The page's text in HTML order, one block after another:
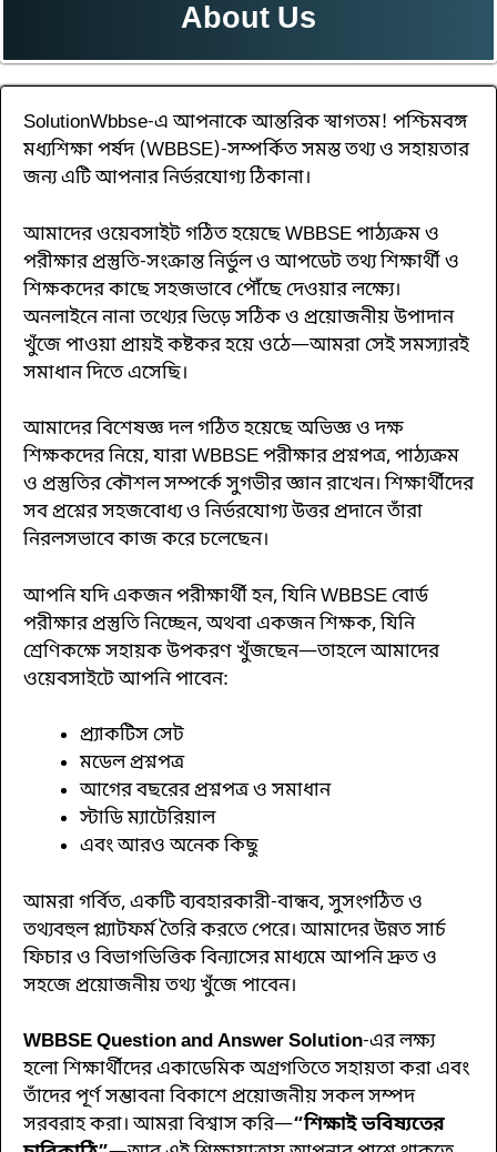
About Us
SolutionWbbse-এ আপনাকে আন্তরিক স্বাগতম! পশ্চিমবঙ্গ
মধ্যশিক্ষা পর্ষদ (WBBSE)-সম্পর্কিত সমস্ত তথ্য ও সহায়তার
জন্য এটি আপনার নির্ভরযোগ্য ঠিকানা।
আমাদের ওয়েবসাইট গঠিত হয়েছে WBBSE পাঠ্যক্রম ও
পরীক্ষার প্রস্তুতি-সংক্রান্ত নির্ভুল ও আপডেট তথ্য শিক্ষার্থী ও
শিক্ষকদের কাছে সহজভাবে পৌঁছে দেওয়ার লক্ষ্যে।
অনলাইনে নানা তথ্যের ভিড়ে সঠিক ও প্রয়োজনীয় উপাদান
খুঁজে পাওয়া প্রায়ই কষ্টকর হয়ে ওঠে—আমরা সেই সমস্যারই
সমাধান দিতে এসেছি।
আমাদের বিশেষজ্ঞ দল গঠিত হয়েছে অভিজ্ঞ ও দক্ষ
শিক্ষকদের নিয়ে, যারা WBBSE পরীক্ষার প্রশ্নপত্র, পাঠ্যক্রম
ও প্রস্তুতির কৌশল সম্পর্কে সুগভীর জ্ঞান রাখেন। শিক্ষার্থীদের
সব প্রশ্নের সহজবোধ্য ও নির্ভরযোগ্য উত্তর প্রদানে তাঁরা
নিরলসভাবে কাজ করে চলেছেন।
আপনি যদি একজন পরীক্ষার্থী হন, যিনি WBBSE বোর্ড
পরীক্ষার প্রস্তুতি নিচ্ছেন, অথবা একজন শিক্ষক, যিনি
শ্রেণিকক্ষে সহায়ক উপকরণ খুঁজছেন—তাহলে আমাদের
ওয়েবসাইটে আপনি পাবেন:
প্র্যাকটিস সেট
মডেল প্রশ্নপত্র
আগের বছরের প্রশ্নপত্র ও সমাধান
স্টাডি ম্যাটেরিয়াল
এবং আরও অনেক কিছু
আমরা গর্বিত, একটি ব্যবহারকারী-বান্ধব, সুসংগঠিত ও
তথ্যবহুল প্ল্যাটফর্ম তৈরি করতে পেরে। আমাদের উন্নত সার্চ
ফিচার ও বিভাগভিত্তিক বিন্যাসের মাধ্যমে আপনি দ্রুত ও
সহজে প্রয়োজনীয় তথ্য খুঁজে পাবেন।
WBBSE Question and Answer Solution-এর লক্ষ্য
হলো শিক্ষার্থীদের একাডেমিক অগ্রগতিতে সহায়তা করা এবং
তাঁদের পূর্ণ সম্ভাবনা বিকাশে প্রয়োজনীয় সকল সম্পদ
সরবরাহ করা। আমরা বিশ্বাস করি—“শিক্ষাই ভবিষ্যতের